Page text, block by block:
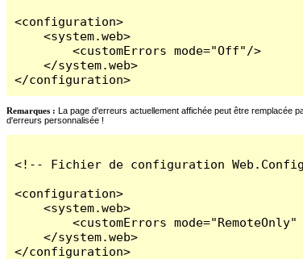
<configuration>
    <system.web>
        <customErrors mode="Off"/>
    </system.web>
</configuration>
Remarques : La page d'erreurs actuellement affichée peut être remplacée
d'erreurs personnalisée !
<!-- Fichier de configuration
<configuration>
    <system.web>
<customErrors
    </system.web>
</configuration>